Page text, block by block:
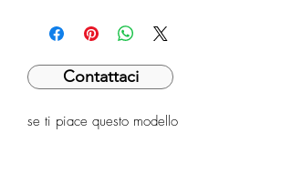
Contattaci
se ti piace questo modello